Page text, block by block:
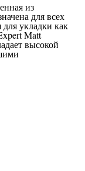
из
для всех
укладки как
Matt
высокой